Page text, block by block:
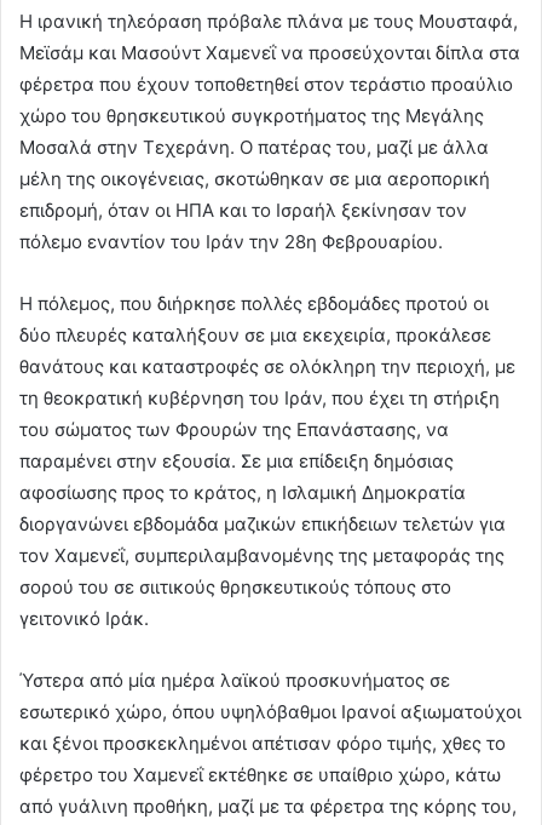
Η ιρανική τηλεόραση πρόβαλε πλάνα με τους Μουσταφά,
Μεϊσάμ και Μασούντ Χαμενεΐ να προσεύχονται δίπλα στα
φέρετρα που έχουν τοποθετηθεί στον τεράστιο προαύλιο
χώρο του θρησκευτικού συγκροτήματος της Μεγάλης
Μοσαλά στην Τεχεράνη. Ο πατέρας του, μαζί με άλλα
μέλη της οικογένειας, σκοτώθηκαν σε μια αεροπορική
επιδρομή, όταν οι ΗΠΑ και το Ισραήλ ξεκίνησαν τον
πόλεμο εναντίον του Ιράν την 28η Φεβρουαρίου.
Η πόλεμος, που διήρκησε πολλές εβδομάδες προτού οι
δύο πλευρές καταλήξουν σε μια εκεχειρία, προκάλεσε
θανάτους και καταστροφές σε ολόκληρη την περιοχή, με
τη θεοκρατική κυβέρνηση του Ιράν, που έχει τη στήριξη
του σώματος των Φρουρών της Επανάστασης, να
παραμένει στην εξουσία. Σε μια επίδειξη δημόσιας
αφοσίωσης προς το κράτος, η Ισλαμική Δημοκρατία
διοργανώνει εβδομάδα μαζικών επικήδειων τελετών για
τον Χαμενεΐ, συμπεριλαμβανομένης της μεταφοράς της
σορού του σε σιιτικούς θρησκευτικούς τόπους στο
γειτονικό Ιράκ.
Ύστερα από μία ημέρα λαϊκού προσκυνήματος σε
εσωτερικό χώρο, όπου υψηλόβαθμοι Ιρανοί αξιωματούχοι
και ξένοι προσκεκλημένοι απέτισαν φόρο τιμής, χθες το
φέρετρο του Χαμενεΐ εκτέθηκε σε υπαίθριο χώρο, κάτω
από γυάλινη προθήκη, μαζί με τα φέρετρα της κόρης του,